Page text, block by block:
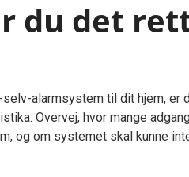
du det
alarmsystem til dit hjem, er
Overvej, hvor mange
og om systemet skal kunne